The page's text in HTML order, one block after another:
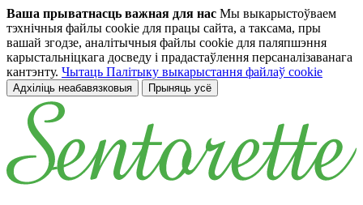
Ваша прыватнасць важная для нас Мы выкарыстоўваем
тэхнічныя файлы cookie для працы сайта, а таксама, пры
вашай згодзе, аналітычныя файлы cookie для паляпшэння
карыстальніцкага досведу і прадастаўлення персаналізаванага
кантэнту. Чытаць Палітыку выкарыстання файлаў cookie
Адхіліць неабавязковыя Прыняць усё
Перайсці да асноўнага зместу